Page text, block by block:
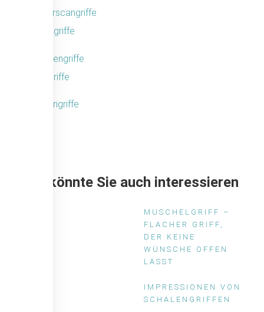
Schalengriffe
Designgriffe
Das könnte Sie auch interessieren
MUSCHELGRIFF –
FLACHER GRIFF,
DER KEINE
WÜNSCHE OFFEN
LÄSST
IMPRESSIONEN VON
SCHALENGRIFFEN